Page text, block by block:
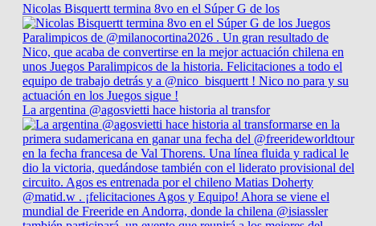
Nicolas Bisquertt termina 8vo en el Súper G de los
La argentina @agosvietti hace historia al transfor